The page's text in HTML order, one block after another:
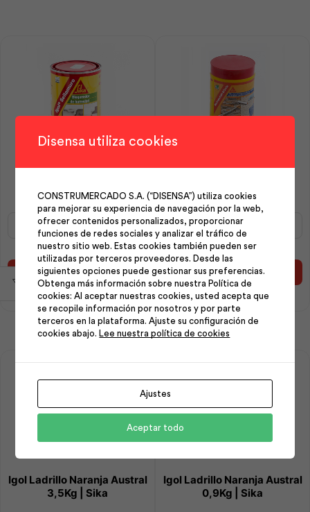
Igol Sellamuro 1Kg | Sika
Sellamuro
cantidad
Añadir al carrito
Impersello Brillante 1Kg |
Impersello
Brillante
1Kg
|
Sika
cantidad
Añadir al carrito
Igol Ladrillo Naranja Austral
3,5Kg | Sika
Igol Ladrillo Naranja Austral
0,9Kg | Sika
Disensa utiliza cookies
CONSTRUMERCADO S.A. (“DISENSA”) utiliza cookies
para mejorar su experiencia de navegación por la web,
ofrecer contenidos personalizados, proporcionar
funciones de redes sociales y analizar el tráfico de
nuestro sitio web. Estas cookies también pueden ser
utilizadas por terceros proveedores. Desde las
siguientes opciones puede gestionar sus preferencias.
Obtenga más información sobre nuestra Política de
cookies: Al aceptar nuestras cookies, usted acepta que
se recopile información por nosotros y por parte
terceros en la plataforma. Ajuste su configuración de
cookies abajo.
Lee nuestra política de cookies
Ajustes
Aceptar todo